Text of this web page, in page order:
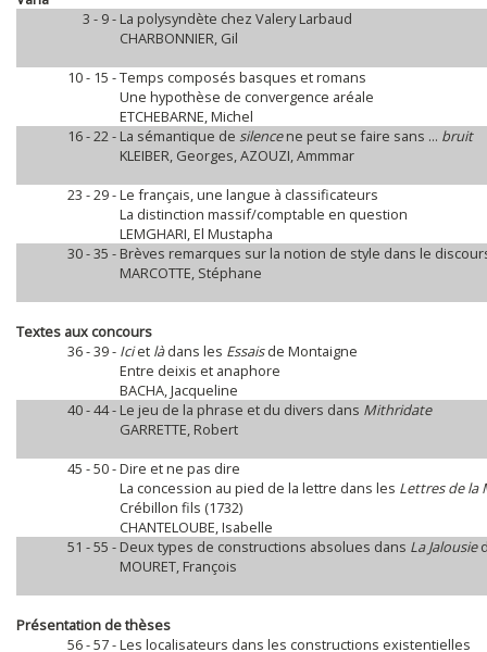
3 - 9 - La polysyndète chez Valery Larbaud
CHARBONNIER, Gil
10 - 15 -Temps composés basques et romans
Une hypothèse de convergence aréale
ETCHEBARNE, Michel
16 - 22 - La sémantique de silencene peut se faire sans ... bruit
KLEIBER, Georges, AZOUZI, Ammmar
23 - 29 -Le français, une langue à classificateurs
La distinction massif/comptable en question
LEMGHARI, El Mustapha
30 - 35 - Brèves remarques sur la notion de style dans le
MARCOTTE, Stéphane
Textes aux concours
36 - 39 - Iciet làdans les Essaisde Montaigne
Entre deixis et anaphore
BACHA, Jacqueline
40 - 44 - Le jeu de la phrase et du divers dans Mithridate
GARRETTE, Robert
45 - 50 -Dire et ne pas dire
La concession au pied de la lettre dans les Lettres de la
Crébillon fils (1732)
CHANTELOUBE, Isabelle
51 - 55 - Deux types de constructions absolues dans La Jalousie
MOURET, François
Présentation de thèses
56 - 57 -Les localisateurs dans les constructions existentielles